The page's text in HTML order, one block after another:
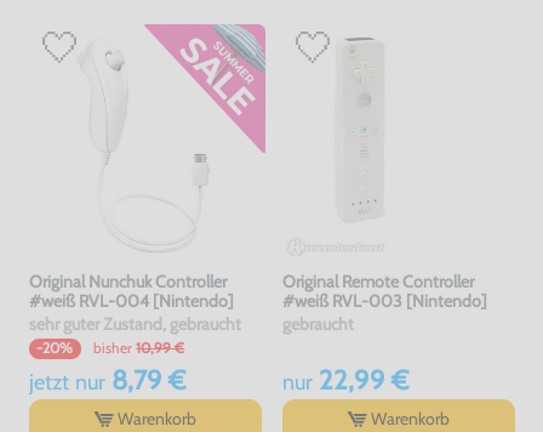
Original Nunchuk Controller
#weiß RVL-004 [Nintendo]
sehr guter Zustand, gebraucht
-20% bisher 10,99 €
jetzt nur8,79 €
Warenkorb
Original Remote Controller
#weiß RVL-003 [Nintendo]
gebraucht
nur22,99 €
Warenkorb